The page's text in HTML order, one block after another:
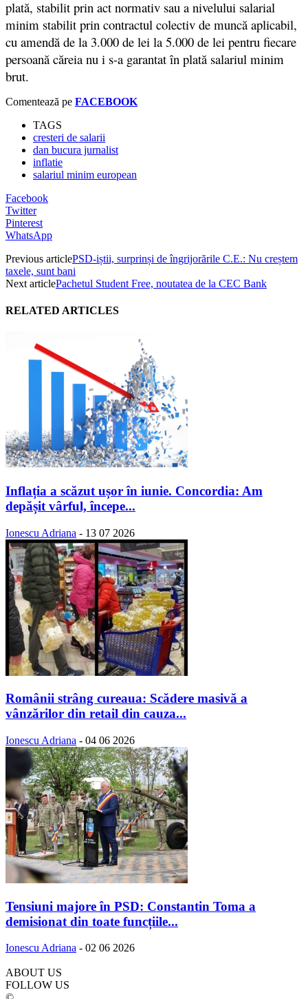
plată, stabilit prin act normativ sau a nivelului salarial
minim stabilit prin contractul colectiv de muncă aplicabil,
cu amendă de la 3.000 de lei la 5.000 de lei pentru fiecare
persoană căreia nu i s-a garantat în plată salariul minim
brut.
Comentează pe FACEBOOK
TAGS
cresteri de salarii
dan bucura jurnalist
inflatie
salariul minim european
Facebook
Twitter
Pinterest
WhatsApp
Previous articlePSD-iștii, surprinși de îngrijorările C.E.: Nu creștem
taxele, sunt bani
Next articlePachetul Student Free, noutatea de la CEC Bank
RELATED ARTICLES
Inflația a scăzut ușor în iunie. Concordia: Am
depășit vârful, începe...
Ionescu Adriana - 13 07 2026
Românii strâng cureaua: Scădere masivă a
vânzărilor din retail din cauza...
Ionescu Adriana - 04 06 2026
Tensiuni majore în PSD: Constantin Toma a
demisionat din toate funcțiile...
Ionescu Adriana - 02 06 2026
ABOUT US
FOLLOW US